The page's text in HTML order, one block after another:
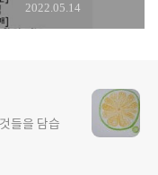
2022.05.14
들을 담습